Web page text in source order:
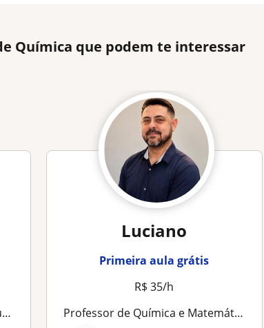
Química que podem te interessar
Luciano
Primeira aula grátis
R$ 35/h
Professor de Química e Matemática com experiência no Ensino Médio, aulas personalizadas presenciais e online